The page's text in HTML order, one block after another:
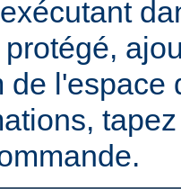
de l'espace